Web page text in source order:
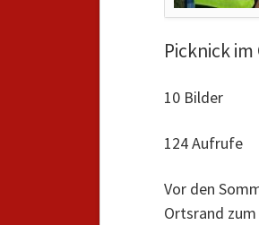
Picknick
10 Bilder
124 Aufrufe
Vor den
Ortsrand